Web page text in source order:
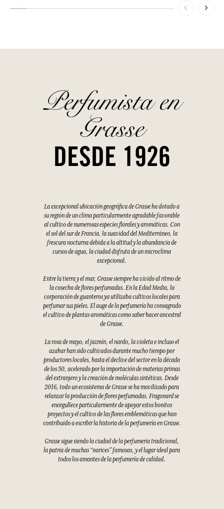
Perfumista en
Grasse
DESDE 1926
La excepcional ubicación geográfica de Grasse ha dotado a
su región de un clima particularmente agradable favorable
al cultivo de numerosas especies florales y aromáticas. Con
el sol del sur de Francia, la suavidad del Mediterráneo, la
frescura nocturna debida a la altitud y la abundancia de
cursos de agua, la ciudad disfruta de un microclima
excepcional.
Entre la tierra y el mar, Grasse siempre ha vivido al ritmo de
la cosecha de flores perfumadas. En la Edad Media, la
corporación de guanteros ya utilizaba cultivos locales para
perfumar sus pieles. El auge de la perfumería ha consagrado
el cultivo de plantas aromáticas como saber hacer ancestral
de Grasse.
La rosa de mayo, el jazmín, el nardo, la violeta e incluso el
azahar han sido cultivados durante mucho tiempo por
productores locales, hasta el declive del sector en la década
de los 50, acelerado por la importación de materias primas
del extranjero y la creación de moléculas sintéticas. Desde
2016, todo un ecosistema de Grasse se ha movilizado para
relanzar la producción de flores perfumadas. Fragonard se
enorgullece particularmente de apoyar estos bonitos
proyectos y el cultivo de las flores emblemáticas que han
contribuido a escribir la historia de la perfumería en Grasse.
Grasse sigue siendo la ciudad de la perfumería tradicional,
la patria de muchas “narices” famosas, y el lugar ideal para
todos los amantes de la perfumería de calidad.